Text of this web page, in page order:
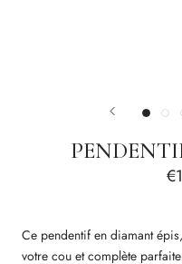
Ce pendentif en diamant
votre cou et complète